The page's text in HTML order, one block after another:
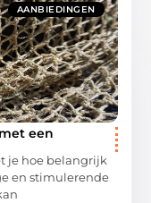
AANBIEDINGEN
een
je hoe belangrijk
en stimulerende